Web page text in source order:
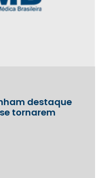
destaque
tornarem